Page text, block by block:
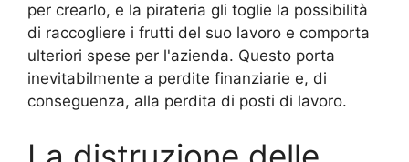
per crearlo, e la pirateria gli toglie la possibilità
di raccogliere i frutti del suo lavoro e comporta
ulteriori spese per l'azienda. Questo porta
inevitabilmente a perdite finanziarie e, di
conseguenza, alla perdita di posti di lavoro.